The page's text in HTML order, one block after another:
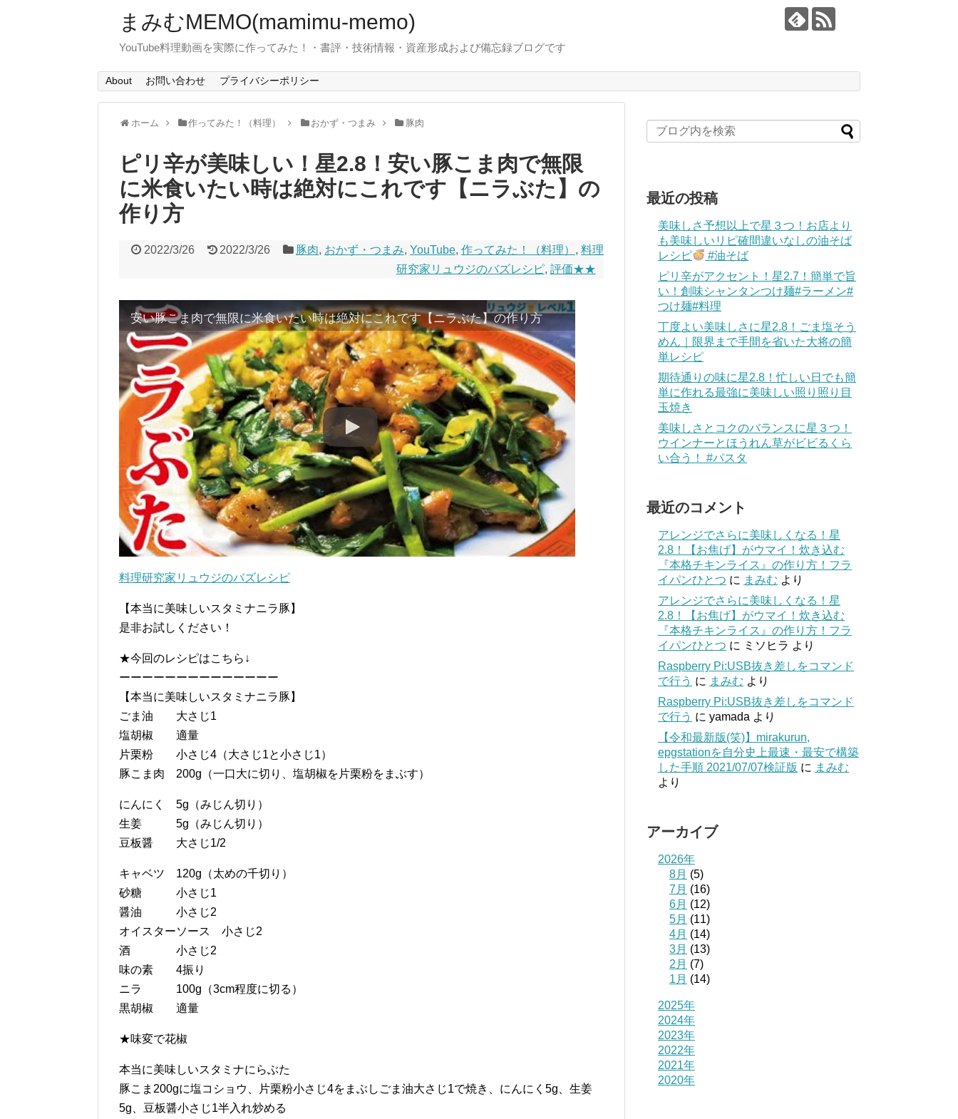
まみむMEMO(mamimu-memo)
YouTube料理動画を実際に作ってみた！・書評・技術情報・資産形成および備忘録ブログです
About お問い合わせ プライバシーポリシー
ホーム 作ってみた！（料理） おかず・つまみ 豚肉
ピリ辛が美味しい！星2.8！安い豚こま肉で無限
に米食いたい時は絶対にこれです【ニラぶた】の
作り方
2022/3/26 2022/3/26 豚肉, おかず・つまみ, YouTube, 作ってみた！（料理） , 料理
研究家リュウジのバズレシピ, 評価★★
安い豚こま肉で無限に米食いたい時は絶対にこれです【ニラぶた】の作り方
料理研究家リュウジのバズレシピ
【本当に美味しいスタミナニラ豚】
是非お試しください！
★今回のレシピはこちら↓
ーーーーーーーーーーーーーー
【本当に美味しいスタミナニラ豚】
ごま油 大さじ1
塩胡椒 適量
片栗粉 小さじ4（大さじ1と小さじ1）
豚こま肉 200g（一口大に切り、塩胡椒を片栗粉をまぶす）
にんにく 5g（みじん切り）
生姜 5g（みじん切り）
豆板醤 大さじ1/2
キャベツ 120g（太めの千切り）
砂糖 小さじ1
醤油 小さじ2
オイスターソース 小さじ2
酒 小さじ2
味の素 4振り
ニラ 100g（3cm程度に切る）
黒胡椒 適量
★味変で花椒
本当に美味しいスタミナにらぶた
豚こま200gに塩コショウ、片栗粉小さじ4をまぶしごま油大さじ1で焼き、にんにく5g、生姜
5g、豆板醤小さじ1半入れ炒める
最近の投稿
美味しさ予想以上で星３つ！お店より
も美味しいリピ確間違いなしの油そば
レシピ
#油そば
ピリ辛がアクセント！星2.7！簡単で旨
い！創味シャンタンつけ麺#ラーメン#
つけ麺#料理
丁度よい美味しさに星2.8！ごま塩そう
めん｜限界まで手間を省いた大将の簡
単レシピ
期待通りの味に星2.8！忙しい日でも簡
単に作れる最強に美味しい照り照り目
玉焼き
美味しさとコクのバランスに星３つ！
ウインナーとほうれん草がビビるくら
い合う！ #パスタ
最近のコメント
アレンジでさらに美味しくなる！星
2.8！【お焦げ】がウマイ！炊き込む
『本格チキンライス』の作り方！フラ
イパンひとつ に まみむ より
アレンジでさらに美味しくなる！星
2.8！【お焦げ】がウマイ！炊き込む
『本格チキンライス』の作り方！フラ
イパンひとつ に ミソヒラ より
Raspberry Pi:USB抜き差しをコマンド
で行う に まみむ より
Raspberry Pi:USB抜き差しをコマンド
で行う に yamada より
【令和最新版(笑)】mirakurun,
epgstationを自分史上最速・最安で構築
した手順 2021/07/07検証版 に まみむ
より
アーカイブ
2026年
8月 (5)
7月 (16)
6月 (12)
5月 (11)
4月 (14)
3月 (13)
2月 (7)
1月 (14)
2025年
2024年
2023年
2022年
2021年
2020年